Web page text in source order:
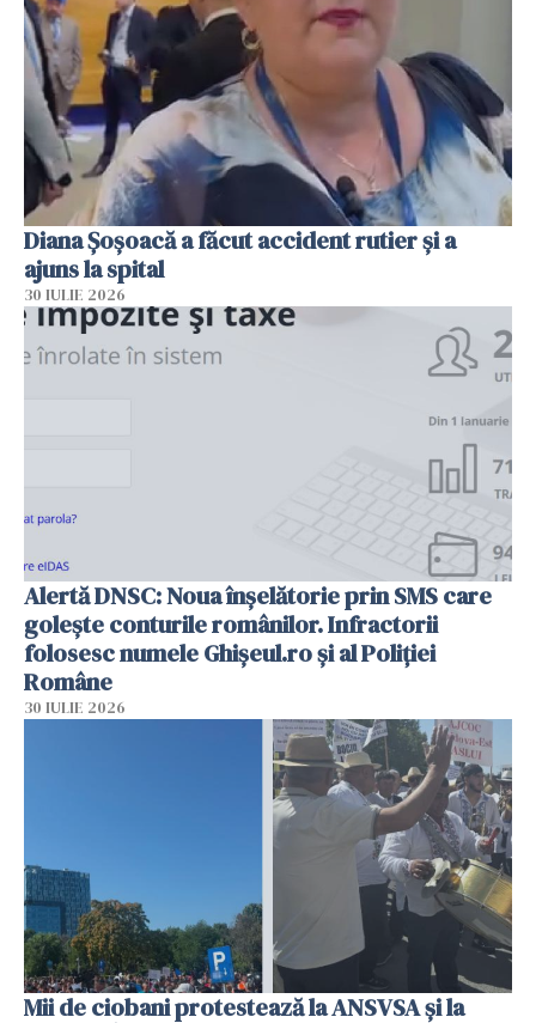
Diana Șoșoacă a făcut accident rutier și a
ajuns la spital
30 IULIE 2026
Alertă DNSC: Noua înșelătorie prin SMS care
golește conturile românilor. Infractorii
folosesc numele Ghișeul.ro și al Poliției
Române
30 IULIE 2026
Mii de ciobani protestează la ANSVSA și la